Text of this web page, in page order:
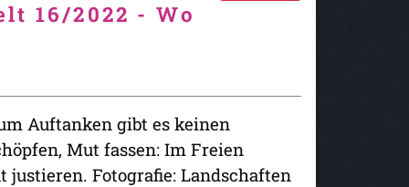
16/2022 - Wo
Auftanken gibt es keinen
Mut fassen: Im Freien
justieren. Fotografie: Landschaften